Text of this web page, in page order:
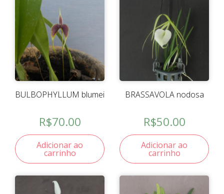
BULBOPHYLLUM blumei
R$70.00
Adicionar ao
carrinho
BRASSAVOLA nodosa
R$50.00
Adicionar ao
carrinho